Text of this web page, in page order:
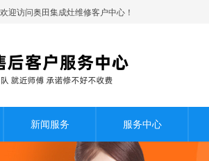
欢迎访问奥田集成灶维修客户中心！
新闻服务 服务中心